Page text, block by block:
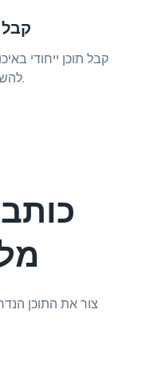
קבל תוכן ייחודי
להשתמש בו בכל מקום.